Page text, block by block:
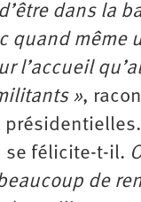
dans la
quand même
l’accueil
»,
présidentielles.
se félicite-t-il.
de